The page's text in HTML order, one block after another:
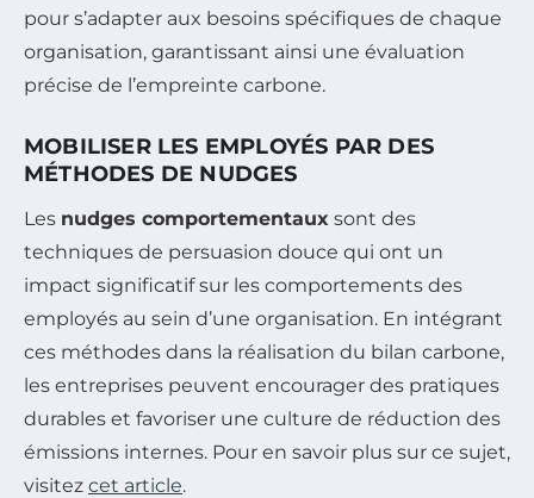
pour s’adapter aux besoins spécifiques de chaque
organisation, garantissant ainsi une évaluation
précise de l’empreinte carbone.
MOBILISER LES EMPLOYÉS PAR DES
MÉTHODES DE NUDGES
Les nudges comportementaux sont des
techniques de persuasion douce qui ont un
impact significatif sur les comportements des
employés au sein d’une organisation. En intégrant
ces méthodes dans la réalisation du bilan carbone,
les entreprises peuvent encourager des pratiques
durables et favoriser une culture de réduction des
émissions internes. Pour en savoir plus sur ce sujet,
visitez cet article.